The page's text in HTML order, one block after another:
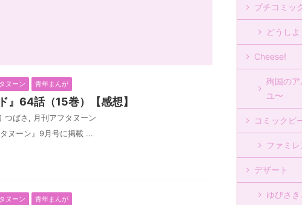
ヌーン 青年まんが
』64話（15巻）【感想】
つばさ , 月刊アフタヌーン
ヌーン』9月号に掲載 ...
ヌーン 青年まんが
プチコミッ
どうし
Cheese!
殉国の
ユ〜
コミックビ
ファミレ
デザート
ゆびさき